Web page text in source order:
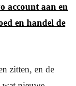
account aan en
en handel de
zitten, en de